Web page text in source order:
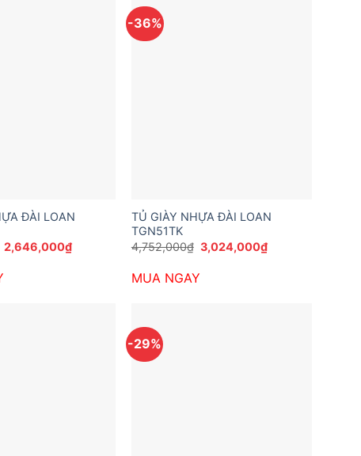
ĐÀI LOAN
Giá
gốc
2,646,000₫Giá
-36%
TỦ GIÀY NHỰA ĐÀI LOAN
TGN51TK
4,752,000₫ Giá
gốc
3,024,000₫Giá
MUA NGAY
-29%